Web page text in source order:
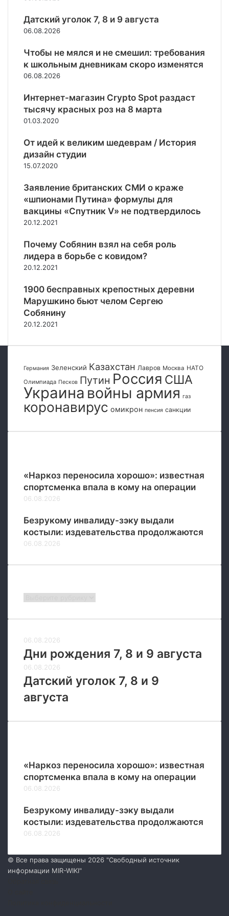
ь
н
з
и
м
о
т
ь
Д
Р
и
Л
Н
р
у
п
л
я
м
г
у
т
ы
е
х
т
ь
м
а
н
т
а
р
н
м
о
и
д
о
а
г
р
н
и
ц
о
б
л
с
с
т
а
л
с
ь
с
и
т
а
н
и
Датский уголок 7, 8 и 9 августа
06.08.2026
Чтобы не мялся и не смешил: требования
к школьным дневникам скоро изменятся
06.08.2026
Интернет-магазин Crypto Spot раздаст
тысячу красных роз на 8 марта
01.03.2020
От идей к великим шедеврам / История
дизайн студии
15.07.2020
Заявление британских СМИ о краже
«шпионами Путина» формулы для
вакцины «Спутник V» не подтвердилось
20.12.2021
Почему Собянин взял на себя роль
лидера в борьбе с ковидом?
20.12.2021
1900 бесправных крепостных деревни
Марушкино бьют челом Сергею
Собянину
20.12.2021
Германия Зеленский Казахстан Лавров Москва НАТО
Олимпиада Песков Путин Россия США
Украина войны армия газ
коронавирус омикрон пенсия санкции
«Наркоз переносила хорошо»: известная
спортсменка впала в кому на операции
06.08.2026
Безрукому инвалиду-зэку выдали
костыли: издевательства продолжаются
06.08.2026
06.08.2026
Дни рождения 7, 8 и 9 августа
06.08.2026
Датский уголок 7, 8 и 9
августа
«Наркоз переносила хорошо»: известная
спортсменка впала в кому на операции
06.08.2026
Безрукому инвалиду-зэку выдали
костыли: издевательства продолжаются
06.08.2026
© Все права защищены 2026 "Свободный источник
информации MIR-WIKI"